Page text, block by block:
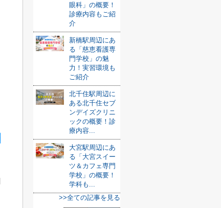
眼科」の概要！
診療内容もご紹
介
新橋駅周辺にあ
る「慈恵看護専
門学校」の魅
力！実習環境も
ご紹介
北千住駅周辺に
ある北千住セブ
ンデイズクリニ
ックの概要！診
療内容...
大宮駅周辺にあ
る「大宮スイー
ツ＆カフェ専門
学校」の概要！
学科も...
>>全ての記事を見る